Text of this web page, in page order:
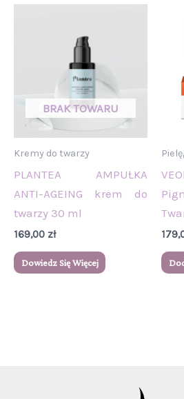
Kremy do twarzy
PLANTEA AMPUŁKA
ANTI-AGEING krem do
twarzy 30 ml
169,00 zł
Dowiedz Się Więcej